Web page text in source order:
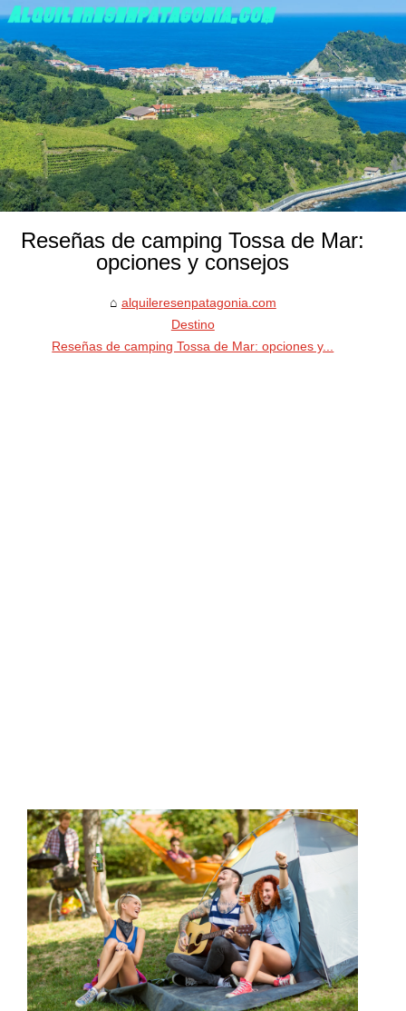
Reseñas de camping Tossa de Mar:
opciones y consejos
alquileresenpatagonia.com
Destino
Reseñas de camping Tossa de Mar: opciones y...